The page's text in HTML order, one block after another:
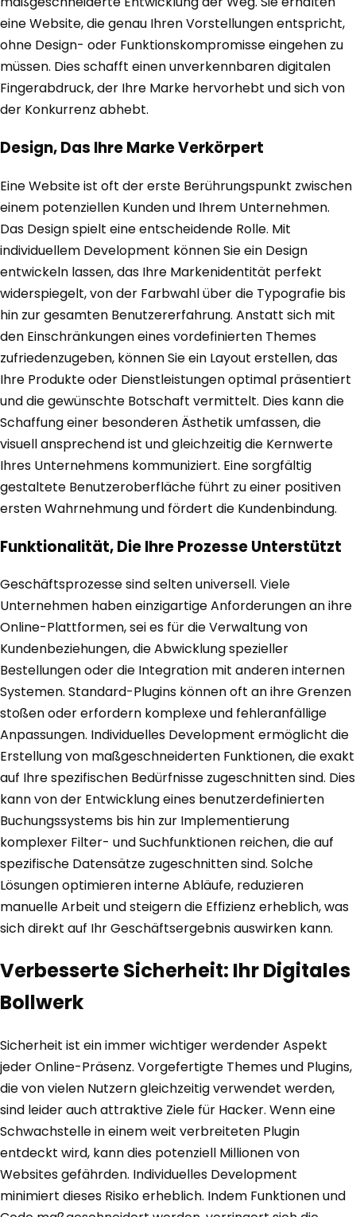
eine Website, die genau Ihren Vorstellungen entspricht,
ohne Design- oder Funktionskompromisse eingehen zu
müssen. Dies schafft einen unverkennbaren digitalen
Fingerabdruck, der Ihre Marke hervorhebt und sich von
der Konkurrenz abhebt.
Design, Das Ihre Marke Verkörpert
Eine Website ist oft der erste Berührungspunkt zwischen
einem potenziellen Kunden und Ihrem Unternehmen.
Das Design spielt eine entscheidende Rolle. Mit
individuellem Development können Sie ein Design
entwickeln lassen, das Ihre Markenidentität perfekt
widerspiegelt, von der Farbwahl über die Typografie bis
hin zur gesamten Benutzererfahrung. Anstatt sich mit
den Einschränkungen eines vordefinierten Themes
zufriedenzugeben, können Sie ein Layout erstellen, das
Ihre Produkte oder Dienstleistungen optimal präsentiert
und die gewünschte Botschaft vermittelt. Dies kann die
Schaffung einer besonderen Ästhetik umfassen, die
visuell ansprechend ist und gleichzeitig die Kernwerte
Ihres Unternehmens kommuniziert. Eine sorgfältig
gestaltete Benutzeroberfläche führt zu einer positiven
ersten Wahrnehmung und fördert die Kundenbindung.
Funktionalität, Die Ihre Prozesse Unterstützt
Geschäftsprozesse sind selten universell. Viele
Unternehmen haben einzigartige Anforderungen an ihre
Online-Plattformen, sei es für die Verwaltung von
Kundenbeziehungen, die Abwicklung spezieller
Bestellungen oder die Integration mit anderen internen
Systemen. Standard-Plugins können oft an ihre Grenzen
stoßen oder erfordern komplexe und fehleranfällige
Anpassungen. Individuelles Development ermöglicht die
Erstellung von maßgeschneiderten Funktionen, die exakt
auf Ihre spezifischen Bedürfnisse zugeschnitten sind. Dies
kann von der Entwicklung eines benutzerdefinierten
Buchungssystems bis hin zur Implementierung
komplexer Filter- und Suchfunktionen reichen, die auf
spezifische Datensätze zugeschnitten sind. Solche
Lösungen optimieren interne Abläufe, reduzieren
manuelle Arbeit und steigern die Effizienz erheblich, was
sich direkt auf Ihr Geschäftsergebnis auswirken kann.
Verbesserte Sicherheit: Ihr Digitales
Bollwerk
Sicherheit ist ein immer wichtiger werdender Aspekt
jeder Online-Präsenz. Vorgefertigte Themes und Plugins,
die von vielen Nutzern gleichzeitig verwendet werden,
sind leider auch attraktive Ziele für Hacker. Wenn eine
Schwachstelle in einem weit verbreiteten Plugin
entdeckt wird, kann dies potenziell Millionen von
Websites gefährden. Individuelles Development
minimiert dieses Risiko erheblich. Indem Funktionen und